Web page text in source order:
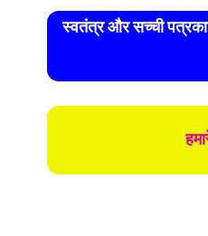
स्वतंत्र और सच्ची